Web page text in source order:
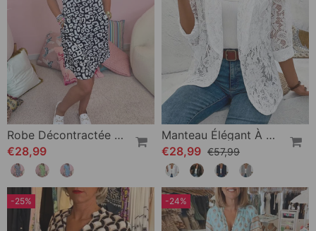
Robe Décontractée À Col En V Et Poche Imprimée
€28,99
Manteau Élégant À Revers En Dentelle Florale De Couleur Unie
€28,99 €57,99
-25% -24%